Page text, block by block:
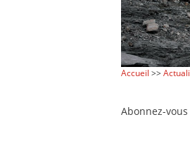
Accueil >>
Abonnez-